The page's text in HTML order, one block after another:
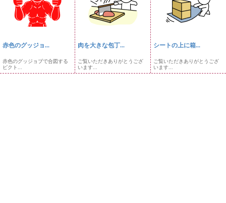
赤色のグッジョ...
赤色のグッジョブで合図する
ピクト...
肉を大きな包丁...
ご覧いただきありがとうござ
います...
シートの上に箱...
ご覧いただきありがとうござ
います...